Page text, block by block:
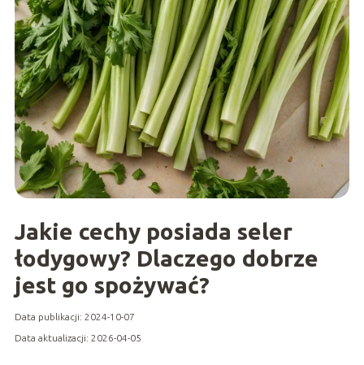
Jakie cechy posiada seler
łodygowy? Dlaczego dobrze
jest go spożywać?
Data publikacji: 2024-10-07
Data aktualizacji: 2026-04-05